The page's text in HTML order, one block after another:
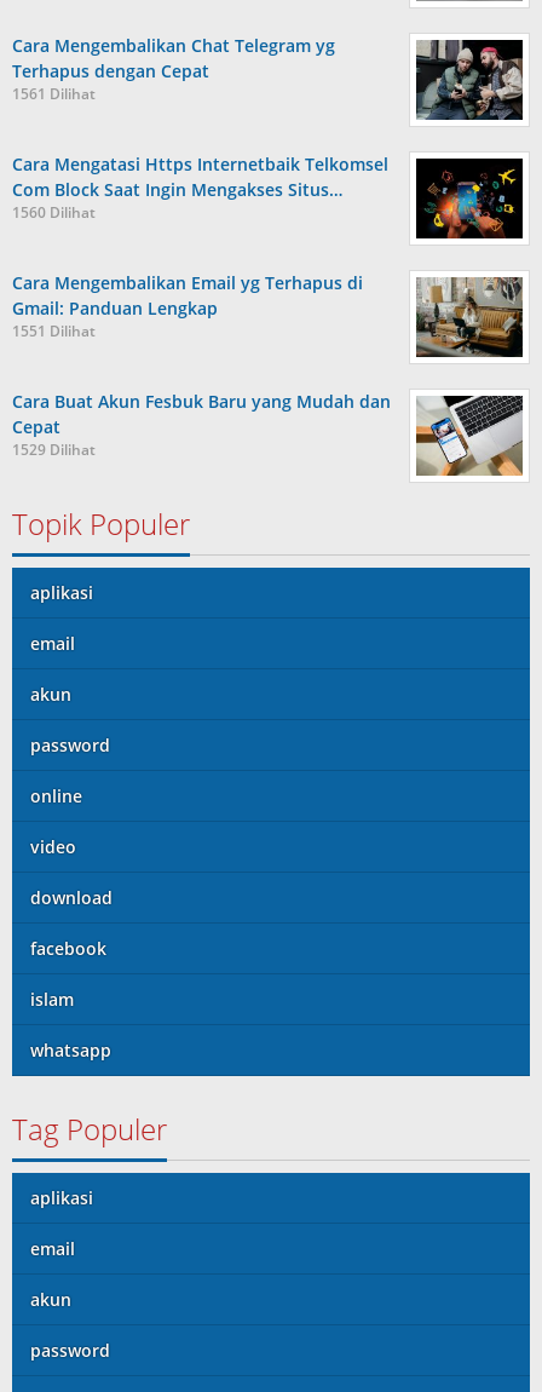
Cara Mengembalikan Chat Telegram yg
Terhapus dengan Cepat
1561 Dilihat
Cara Mengatasi Https Internetbaik Telkomsel
Com Block Saat Ingin Mengakses Situs…
1560 Dilihat
Cara Mengembalikan Email yg Terhapus di
Gmail: Panduan Lengkap
1551 Dilihat
Cara Buat Akun Fesbuk Baru yang Mudah dan
Cepat
1529 Dilihat
Topik Populer
aplikasi
email
akun
password
online
video
download
facebook
islam
whatsapp
Tag Populer
aplikasi
email
akun
password